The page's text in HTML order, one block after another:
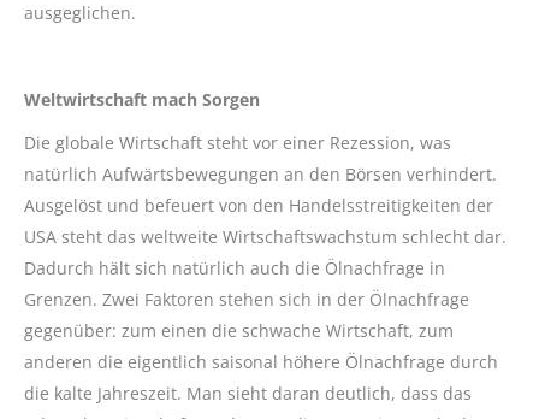
ausgeglichen.
Weltwirtschaft mach Sorgen
Die globale Wirtschaft steht vor einer Rezession, was
natürlich Aufwärtsbewegungen an den Börsen verhindert.
Ausgelöst und befeuert von den Handelsstreitigkeiten der
USA steht das weltweite Wirtschaftswachstum schlecht dar.
Dadurch hält sich natürlich auch die Ölnachfrage in
Grenzen. Zwei Faktoren stehen sich in der Ölnachfrage
gegenüber: zum einen die schwache Wirtschaft, zum
anderen die eigentlich saisonal höhere Ölnachfrage durch
die kalte Jahreszeit. Man sieht daran deutlich, dass das